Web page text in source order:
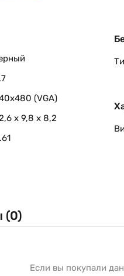
(VGA)
x 9,8 x 8,2
(0)
Если вы покупали